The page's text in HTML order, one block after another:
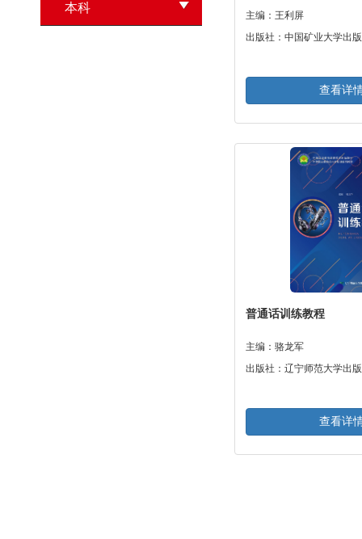
本科
主编：王利屏
出版社：中国矿业大学出
查看详
普通话训练教程
主编：骆龙军
出版社：辽宁师范大学出
查看详